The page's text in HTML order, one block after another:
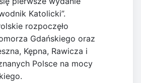
Katolicki”.
rozpoczęło
Gdańskiego oraz
Kępna, Rawicza i
Polsce na mocy